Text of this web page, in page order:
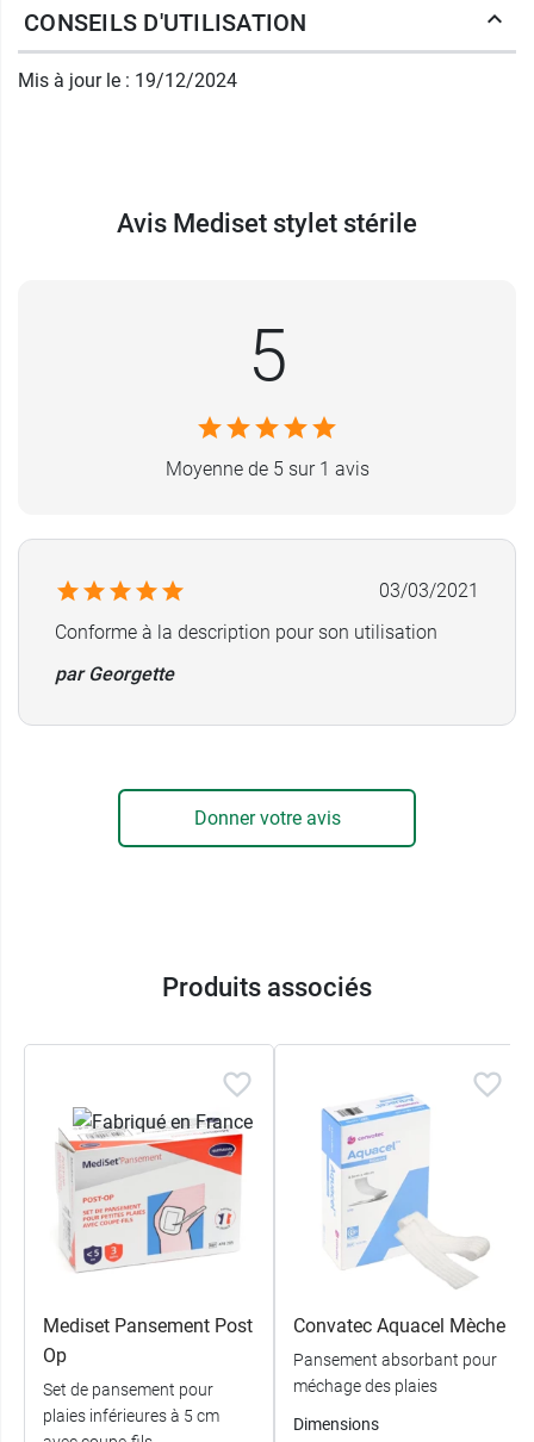
Mediset Hartmann
Le stylet Mediset se présente sous une forme
acier inoxydable. Tous les stylets ont
Le stylet médical se combinera parfaitement
Longueur de 14 cm
inoxydable
Garantie :2 ans
CONSEILS D'UTILISATION
Mis à jour le : 19/12/2024
Avis Mediset stylet stérile
5
Moyenne de 5 sur 1 avis
03/03/2021
Conforme à la description pour son utilisation
par Georgette
Donner votre avis
Produits associés
Mediset Pansement Post
Op
Set de pansement pour
plaies inférieures à 5 cm
Convatec Aquacel Mèche
Pansement absorbant pour
méchage des plaies
Dimensions